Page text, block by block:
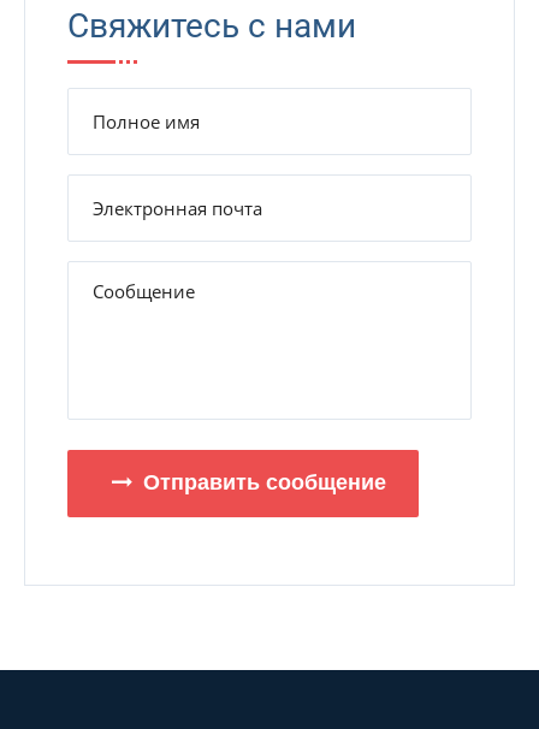
Свяжитесь с нами
Отправить сообщение